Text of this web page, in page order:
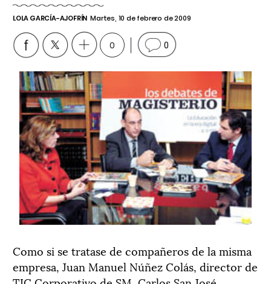
LOLA GARCÍA-AJOFRÍN Martes, 10 de febrero de 2009
0 0
Como si se tratase de compañeros de la misma
empresa, Juan Manuel Núñez Colás, director de